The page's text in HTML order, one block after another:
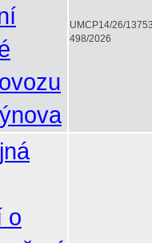
UMCP14/26/
498/2026
o